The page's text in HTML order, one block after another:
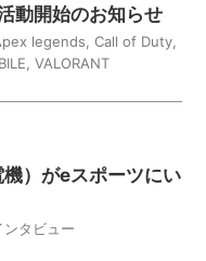
動開始のお知らせ
legends ,Call of Duty
,VALORANT
）がeスポーツにい
ンタビュー